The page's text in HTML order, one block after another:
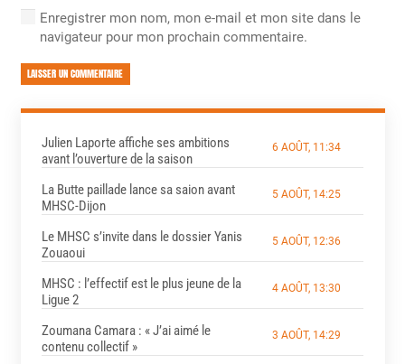
Enregistrer mon nom, mon e-mail et mon site dans le
navigateur pour mon prochain commentaire.
LAISSER UN COMMENTAIRE
Julien Laporte affiche ses ambitions
avant l’ouverture de la saison
6 AOÛT, 11:34
La Butte paillade lance sa saion avant
MHSC-Dijon
5 AOÛT, 14:25
Le MHSC s’invite dans le dossier Yanis
Zouaoui
5 AOÛT, 12:36
MHSC : l’effectif est le plus jeune de la
Ligue 2
4 AOÛT, 13:30
Zoumana Camara : « J’ai aimé le
contenu collectif »
3 AOÛT, 14:29